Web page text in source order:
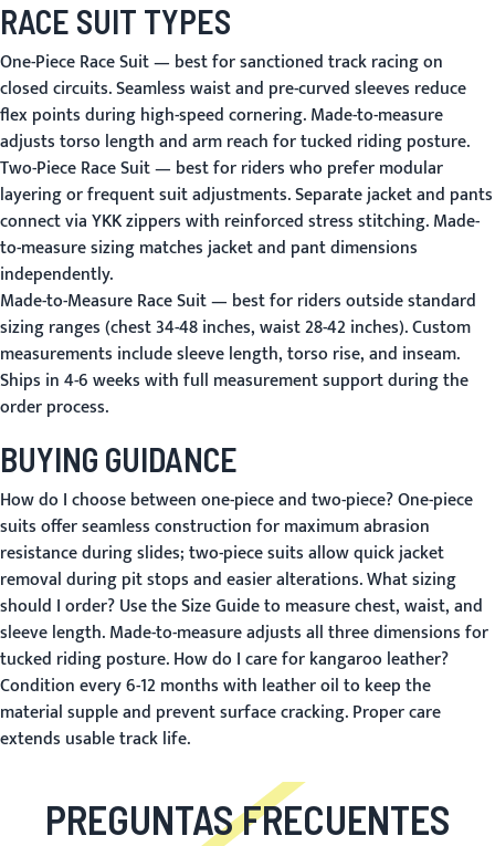
RACE SUIT TYPES
One-Piece Race Suit— best for sanctioned track racing on
closed circuits. Seamless waist and pre-curved sleeves reduce
flex points during high-speed cornering. Made-to-measure
adjusts torso length and arm reach for tucked riding posture.
Two-Piece Race Suit— best for riders who prefer modular
layering or frequent suit adjustments. Separate jacket and pants
connect via YKK zippers with reinforced stress stitching. Made-
to-measure sizing matches jacket and pant dimensions
independently.
Made-to-Measure Race Suit— best for riders outside standard
sizing ranges (chest 34-48 inches, waist 28-42 inches). Custom
measurements include sleeve length, torso rise, and inseam.
Ships in 4-6 weeks with full measurement support during the
order process.
BUYING GUIDANCE
How do I choose between one-piece and two-piece?One-piece
suits offer seamless construction for maximum abrasion
resistance during slides; two-piece suits allow quick jacket
removal during pit stops and easier alterations.What sizing
should I order?Use theSize Guideto measure chest, waist, and
sleeve length. Made-to-measure adjusts all three dimensions for
tucked riding posture.How do I care for kangaroo leather?
Condition every 6-12 months with leather oil to keep the
material supple and prevent surface cracking. Proper care
extends usable track life.
PREGUNTAS FRECUENTES